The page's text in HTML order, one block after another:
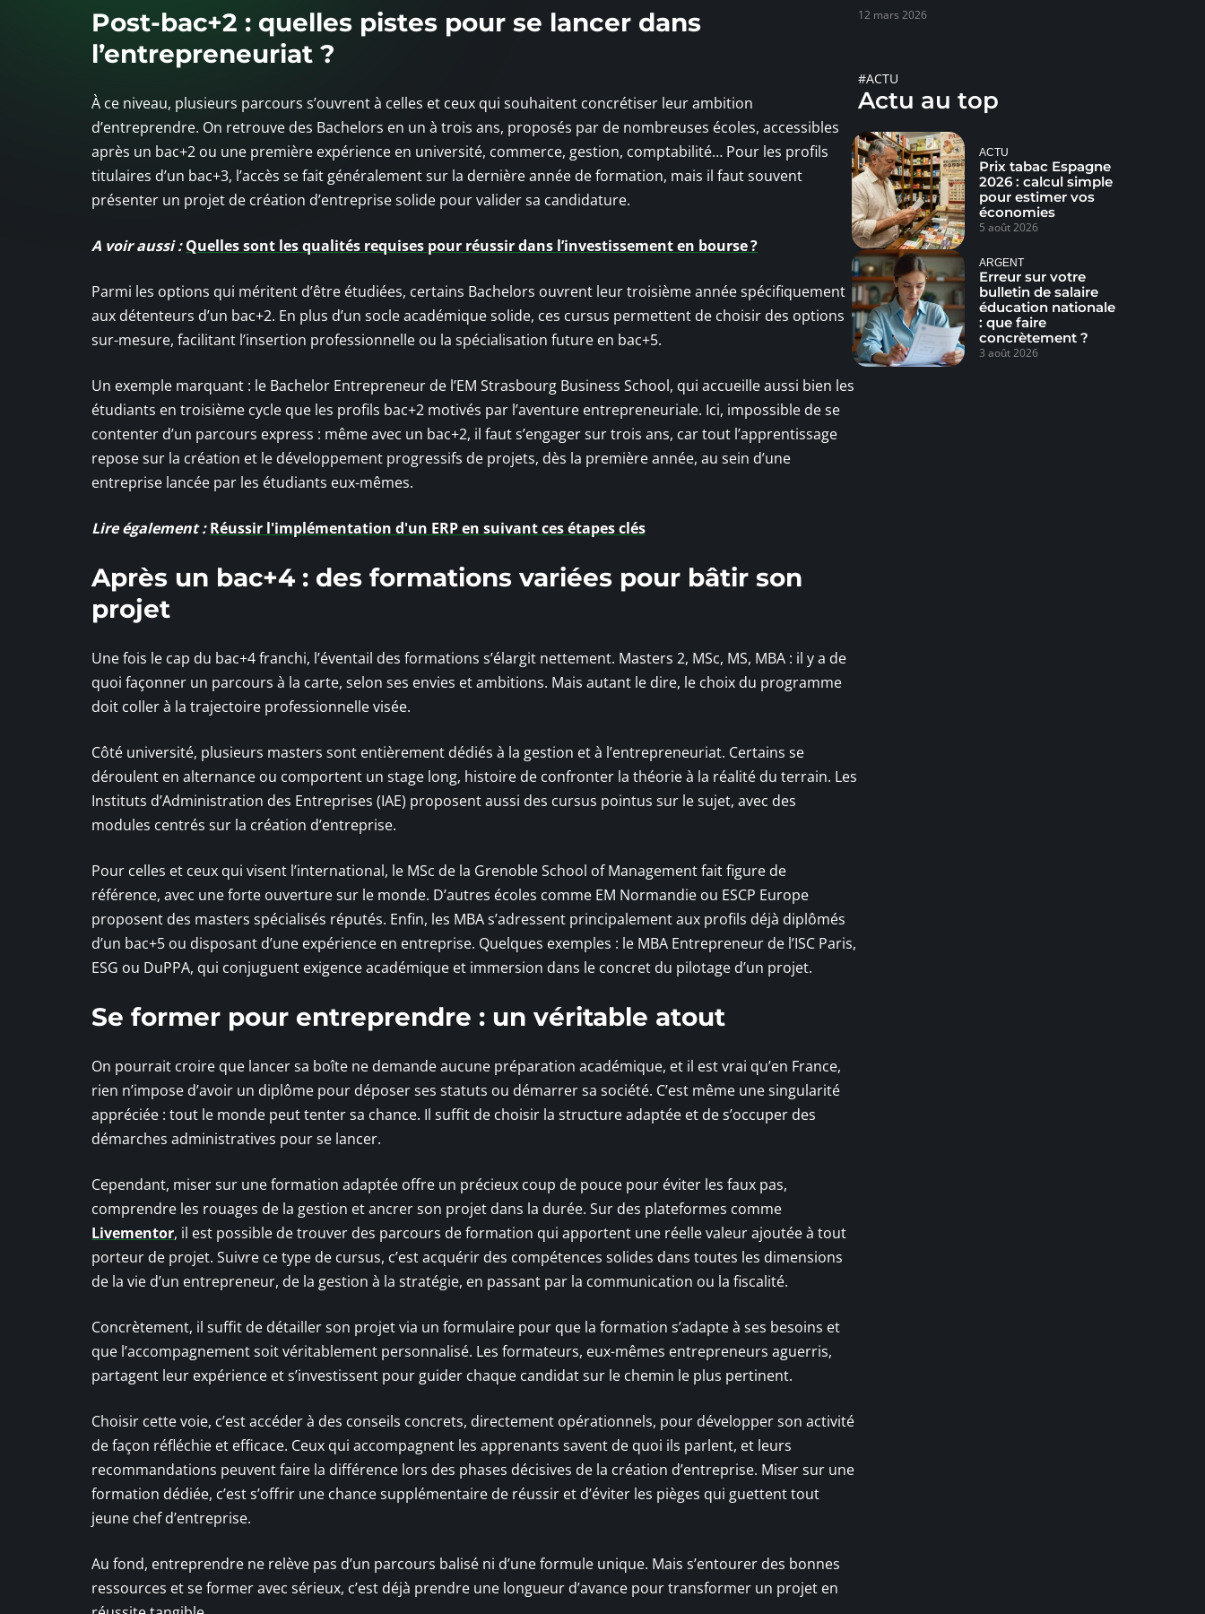
Post-bac+2 : quelles pistes pour se lancer dans
l’entrepreneuriat ?
À ce niveau, plusieurs parcours s’ouvrent à celles et ceux qui souhaitent concrétiser leur ambition
d’entreprendre. On retrouve des Bachelors en un à trois ans, proposés par de nombreuses écoles, accessibles
après un bac+2 ou une première expérience en université, commerce, gestion, comptabilité… Pour les profils
titulaires d’un bac+3, l’accès se fait généralement sur la dernière année de formation, mais il faut souvent
présenter un projet de création d’entreprise solide pour valider sa candidature.
A voir aussi : Quelles sont les qualités requises pour réussir dans l’investissement en bourse ?
Parmi les options qui méritent d’être étudiées, certains Bachelors ouvrent leur troisième année spécifiquement
aux détenteurs d’un bac+2. En plus d’un socle académique solide, ces cursus permettent de choisir des options
sur-mesure, facilitant l’insertion professionnelle ou la spécialisation future en bac+5.
Un exemple marquant : le Bachelor Entrepreneur de l’EM Strasbourg Business School, qui accueille aussi bien les
étudiants en troisième cycle que les profils bac+2 motivés par l’aventure entrepreneuriale. Ici, impossible de se
contenter d’un parcours express : même avec un bac+2, il faut s’engager sur trois ans, car tout l’apprentissage
repose sur la création et le développement progressifs de projets, dès la première année, au sein d’une
entreprise lancée par les étudiants eux-mêmes.
Lire également : Réussir l'implémentation d'un ERP en suivant ces étapes clés
Après un bac+4 : des formations variées pour bâtir son
projet
Une fois le cap du bac+4 franchi, l’éventail des formations s’élargit nettement. Masters 2, MSc, MS, MBA : il y a de
quoi façonner un parcours à la carte, selon ses envies et ambitions. Mais autant le dire, le choix du programme
doit coller à la trajectoire professionnelle visée.
Côté université, plusieurs masters sont entièrement dédiés à la gestion et à l’entrepreneuriat. Certains se
déroulent en alternance ou comportent un stage long, histoire de confronter la théorie à la réalité du terrain. Les
Instituts d’Administration des Entreprises (IAE) proposent aussi des cursus pointus sur le sujet, avec des
modules centrés sur la création d’entreprise.
Pour celles et ceux qui visent l’international, le MSc de la Grenoble School of Management fait figure de
référence, avec une forte ouverture sur le monde. D’autres écoles comme EM Normandie ou ESCP Europe
proposent des masters spécialisés réputés. Enfin, les MBA s’adressent principalement aux profils déjà diplômés
d’un bac+5 ou disposant d’une expérience en entreprise. Quelques exemples : le MBA Entrepreneur de l’ISC Paris,
ESG ou DuPPA, qui conjuguent exigence académique et immersion dans le concret du pilotage d’un projet.
Se former pour entreprendre : un véritable atout
On pourrait croire que lancer sa boîte ne demande aucune préparation académique, et il est vrai qu’en France,
rien n’impose d’avoir un diplôme pour déposer ses statuts ou démarrer sa société. C’est même une singularité
appréciée : tout le monde peut tenter sa chance. Il suffit de choisir la structure adaptée et de s’occuper des
démarches administratives pour se lancer.
Cependant, miser sur une formation adaptée offre un précieux coup de pouce pour éviter les faux pas,
comprendre les rouages de la gestion et ancrer son projet dans la durée. Sur des plateformes comme
Livementor, il est possible de trouver des parcours de formation qui apportent une réelle valeur ajoutée à tout
porteur de projet. Suivre ce type de cursus, c’est acquérir des compétences solides dans toutes les dimensions
de la vie d’un entrepreneur, de la gestion à la stratégie, en passant par la communication ou la fiscalité.
Concrètement, il suffit de détailler son projet via un formulaire pour que la formation s’adapte à ses besoins et
que l’accompagnement soit véritablement personnalisé. Les formateurs, eux-mêmes entrepreneurs aguerris,
partagent leur expérience et s’investissent pour guider chaque candidat sur le chemin le plus pertinent.
Choisir cette voie, c’est accéder à des conseils concrets, directement opérationnels, pour développer son activité
de façon réfléchie et efficace. Ceux qui accompagnent les apprenants savent de quoi ils parlent, et leurs
recommandations peuvent faire la différence lors des phases décisives de la création d’entreprise. Miser sur une
formation dédiée, c’est s’offrir une chance supplémentaire de réussir et d’éviter les pièges qui guettent tout
jeune chef d’entreprise.
Au fond, entreprendre ne relève pas d’un parcours balisé ni d’une formule unique. Mais s’entourer des bonnes
ressources et se former avec sérieux, c’est déjà prendre une longueur d’avance pour transformer un projet en
12 mars 2026
#ACTU
Actu au top
ACTU
Prix tabac Espagne
2026 : calcul simple
pour estimer vos
économies
5 août 2026
ARGENT
Erreur sur votre
bulletin de salaire
éducation nationale
: que faire
concrètement ?
3 août 2026